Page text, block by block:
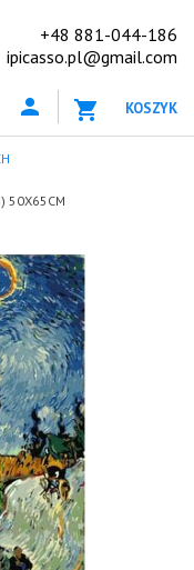
+48 881-044-186
ipicasso.pl@gmail.com
KOSZYK
50X65CM